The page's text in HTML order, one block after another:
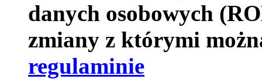
danych osobowych
zmiany z którymi
regulaminie